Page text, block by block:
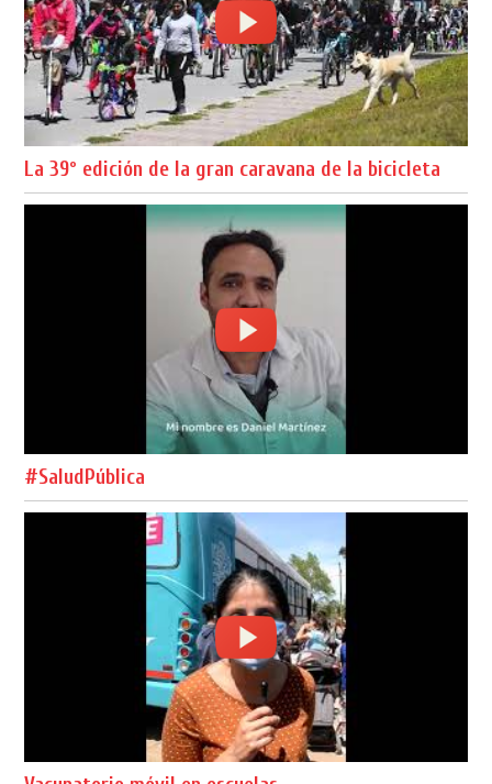
La 39º edición de la gran caravana de la bicicleta
#SaludPública